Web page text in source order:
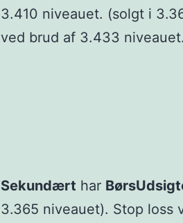
3.410 niveauet. (solgt i
ved brud af 3.433
Sekundært har
3.365 niveauet). Stop loss